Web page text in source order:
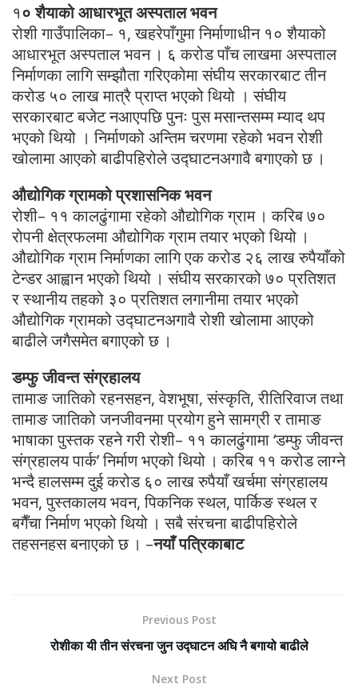
१० शैयाको आधारभूत अस्पताल भवन
रोशी गाउँपालिका– १, खहरेपाँगुमा निर्माणाधीन १० शैयाको
आधारभूत अस्पताल भवन । ६ करोड पाँच लाखमा अस्पताल
निर्माणका लागि सम्झौता गरिएकोमा संघीय सरकारबाट तीन
करोड ५० लाख मात्रै प्राप्त भएको थियो । संघीय
सरकारबाट बजेट नआएपछि पुनः पुस मसान्तसम्म म्याद थप
भएको थियो । निर्माणको अन्तिम चरणमा रहेको भवन रोशी
खोलामा आएको बाढीपहिरोले उद्घाटनअगावै बगाएको छ ।
औद्योगिक ग्रामको प्रशासनिक भवन
रोशी– ११ कालढुंगामा रहेको औद्योगिक ग्राम । करिब ७०
रोपनी क्षेत्रफलमा औद्योगिक ग्राम तयार भएको थियो ।
औद्योगिक ग्राम निर्माणका लागि एक करोड २६ लाख रुपैयाँको
टेन्डर आह्वान भएको थियो । संघीय सरकारको ७० प्रतिशत
र स्थानीय तहको ३० प्रतिशत लगानीमा तयार भएको
औद्योगिक ग्रामको उद्घाटनअगावै रोशी खोलामा आएको
बाढीले जगैसमेत बगाएको छ ।
डम्फु जीवन्त संग्रहालय
तामाङ जातिको रहनसहन, वेशभूषा, संस्कृति, रीतिरिवाज तथा
तामाङ जातिको जनजीवनमा प्रयोग हुने सामग्री र तामाङ
भाषाका पुस्तक रहने गरी रोशी– ११ कालढुंगामा ‘डम्फु जीवन्त
संग्रहालय पार्क’ निर्माण भएको थियो । करिब ११ करोड लाग्ने
भन्दै हालसम्म दुई करोड ६० लाख रुपैयाँ खर्चमा संग्रहालय
भवन, पुस्तकालय भवन, पिकनिक स्थल, पार्किङ स्थल र
बगैँचा निर्माण भएको थियो । सबै संरचना बाढीपहिरोले
तहसनहस बनाएको छ । –नयाँ पत्रिकाबाट
Previous Post
रोशीका यी तीन संरचना जुन उद्घाटन अघि नै बगायो बाढीले
Next Post